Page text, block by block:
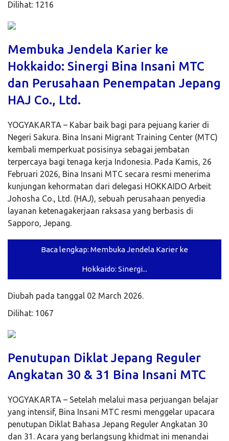
Dilihat: 1216
Membuka Jendela Karier ke
Hokkaido: Sinergi Bina Insani MTC
dan Perusahaan Penempatan Jepang
HAJ Co., Ltd.
YOGYAKARTA – Kabar baik bagi para pejuang karier di
Negeri Sakura. Bina Insani Migrant Training Center (MTC)
kembali memperkuat posisinya sebagai jembatan
terpercaya bagi tenaga kerja Indonesia. Pada Kamis, 26
Februari 2026, Bina Insani MTC secara resmi menerima
kunjungan kehormatan dari delegasi HOKKAIDO Arbeit
Johosha Co., Ltd. (HAJ), sebuah perusahaan penyedia
layanan ketenagakerjaan raksasa yang berbasis di
Sapporo, Jepang.
Baca lengkap: Membuka Jendela Karier ke
Hokkaido: Sinergi...
Diubah pada tanggal 02 March 2026.
Dilihat: 1067
Penutupan Diklat Jepang Reguler
Angkatan 30 & 31 Bina Insani MTC
YOGYAKARTA – Setelah melalui masa perjuangan belajar
yang intensif, Bina Insani MTC resmi menggelar upacara
penutupan Diklat Bahasa Jepang Reguler Angkatan 30
dan 31. Acara yang berlangsung khidmat ini menandai